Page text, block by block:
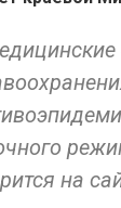
на